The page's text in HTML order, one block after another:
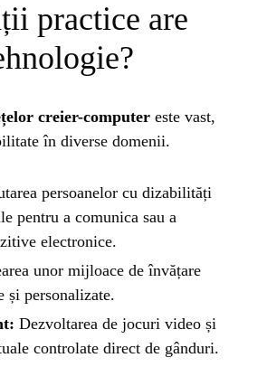
practice are
creier-computer este vast,
în diverse domenii.
persoanelor cu dizabilități
pentru a comunica sau a
electronice.
unor mijloace de învățare
și personalizate.
Dezvoltarea de jocuri video și
controlate direct de gânduri.